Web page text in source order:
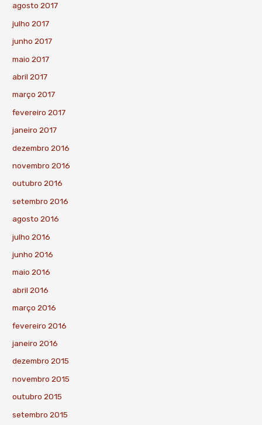
agosto 2017
julho 2017
junho 2017
maio 2017
abril 2017
março 2017
fevereiro 2017
janeiro 2017
dezembro 2016
novembro 2016
outubro 2016
setembro 2016
agosto 2016
julho 2016
junho 2016
maio 2016
abril 2016
março 2016
fevereiro 2016
janeiro 2016
dezembro 2015
novembro 2015
outubro 2015
setembro 2015